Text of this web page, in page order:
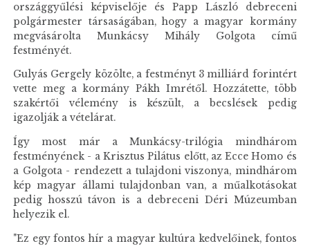
országgyűlési képviselője és Papp László debreceni
polgármester társaságában, hogy a magyar kormány
megvásárolta Munkácsy Mihály Golgota című
festményét.
Gulyás Gergely közölte, a festményt 3 milliárd forintért
vette meg a kormány Pákh Imrétől. Hozzátette, több
szakértői vélemény is készült, a becslések pedig
igazolják a vételárat.
Így most már a Munkácsy-trilógia mindhárom
festményének - a Krisztus Pilátus előtt, az Ecce Homo és
a Golgota - rendezett a tulajdoni viszonya, mindhárom
kép magyar állami tulajdonban van, a műalkotásokat
pedig hosszú távon is a debreceni Déri Múzeumban
helyezik el.
"Ez egy fontos hír a magyar kultúra kedvelőinek, fontos